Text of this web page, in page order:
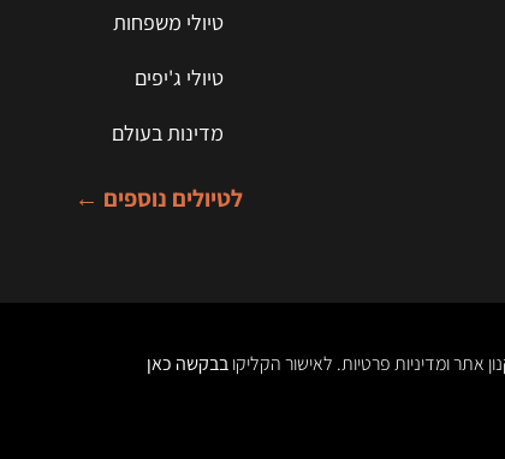
טיולי משפחות
טיולי ג'יפים
מדינות בעולם
לטיולים נוספים ←
בבקשה כאן